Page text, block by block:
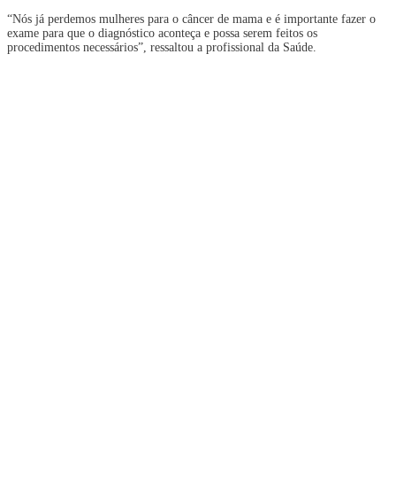
“Nós já perdemos mulheres para o câncer de mama e é importante fazer o
exame para que o diagnóstico aconteça e possa serem feitos os
procedimentos necessários”, ressaltou a profissional da Saúde.